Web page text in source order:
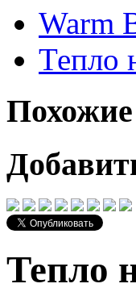
Warm
Тепло
Тепло